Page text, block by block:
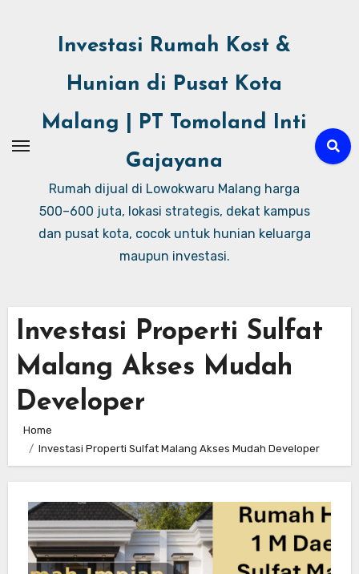
Investasi Rumah Kost &
Hunian di Pusat Kota
Malang | PT Tomoland Inti
Gajayana
Rumah dijual di Lowokwaru Malang harga
500–600 juta, lokasi strategis, dekat kampus
dan pusat kota, cocok untuk hunian keluarga
maupun investasi.
Investasi Properti Sulfat
Malang Akses Mudah
Developer
Home
Investasi Properti Sulfat Malang Akses Mudah Developer